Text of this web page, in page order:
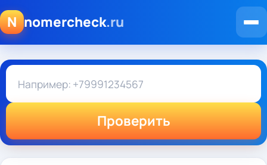
N nomercheck.ru
Проверить